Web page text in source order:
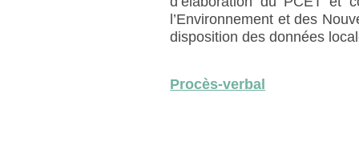
l’Environnement et des
disposition des données
Procès-verbal